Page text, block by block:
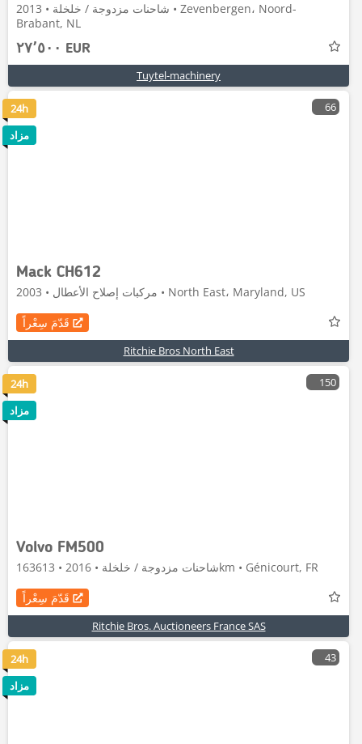
شاحنات مزدوجة / خلخلة • 2013 • Zevenbergen، Noord-
Brabant, NL
٢٧٬٥٠٠ EUR
Tuytel-machinery
66
Mack CH612
مركبات إصلاح الأعطال • 2003 • North East، Maryland, US
قَدّمَ سِعْراً
Ritchie Bros North East
24h
مزاد
150
Volvo FM500
شاحنات مزدوجة / خلخلة • 2016 • 163613km • Génicourt, FR
قَدّمَ سِعْراً
Ritchie Bros. Auctioneers France SAS
24h
مزاد
43
24h
مزاد